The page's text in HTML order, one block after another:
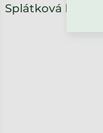
Splátková